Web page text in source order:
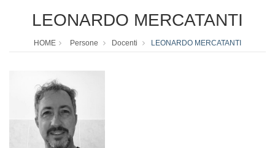
LEONARDO MERCATANTI
HOME Persone Docenti LEONARDO MERCATANTI